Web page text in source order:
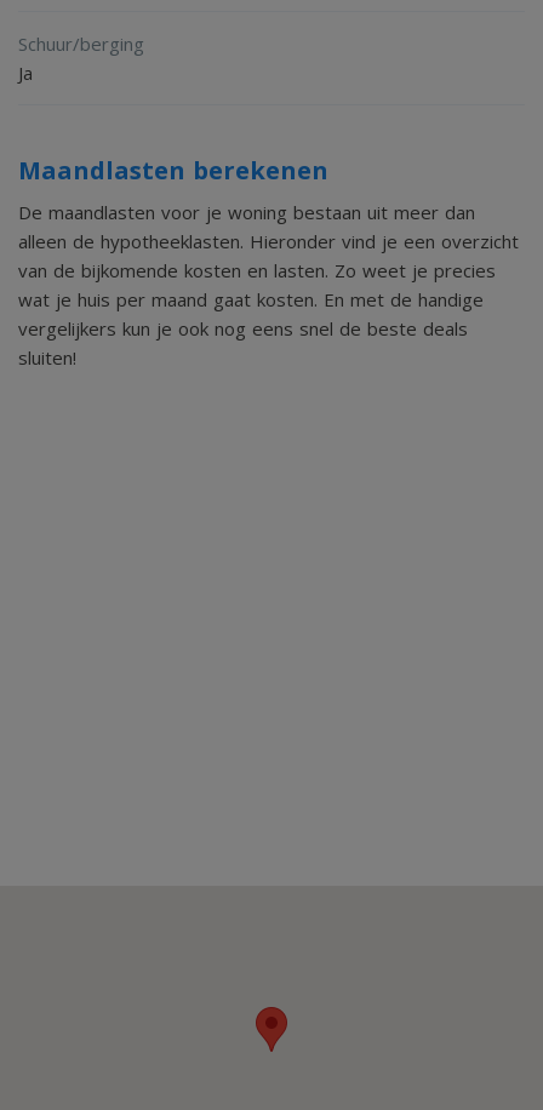
Schuur/berging
Ja
Maandlasten berekenen
De maandlasten voor je woning bestaan uit meer dan
alleen de hypotheeklasten. Hieronder vind je een overzicht
van de bijkomende kosten en lasten. Zo weet je precies
wat je huis per maand gaat kosten. En met de handige
vergelijkers kun je ook nog eens snel de beste deals
sluiten!